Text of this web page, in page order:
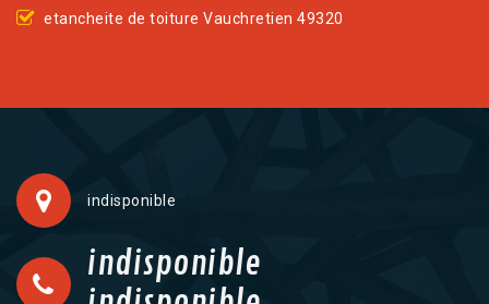
etancheite de toiture Vauchretien 49320
indisponible
indisponible